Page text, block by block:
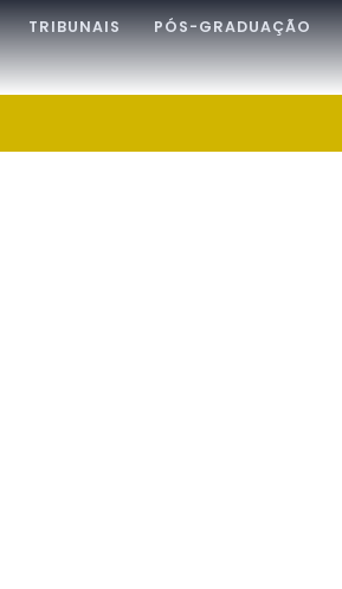
TRIBUNAIS PÓS-GRADUAÇÃO